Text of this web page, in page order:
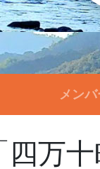
メンバ
四万